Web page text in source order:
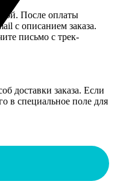
После оплаты
с описанием заказа.
письмо с трек-
доставки заказа. Если
в специальное поле для